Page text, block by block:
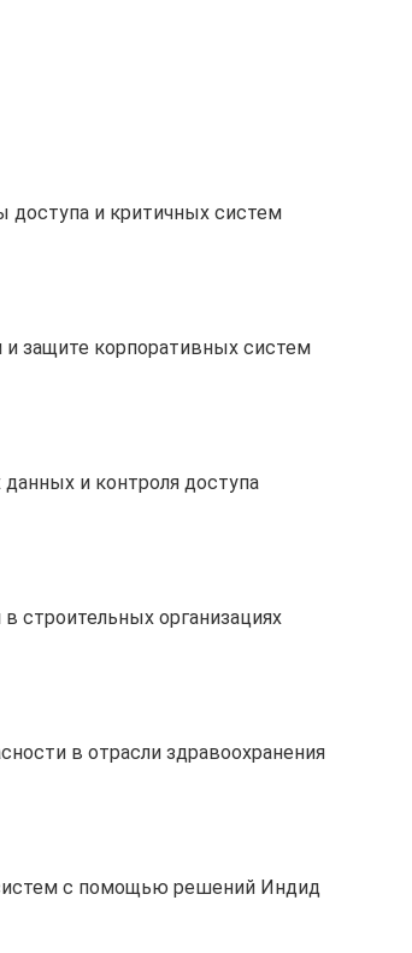
и критичных систем
защите корпоративных систем
и контроля доступа
строительных организациях
в отрасли здравоохранения
с помощью решений Индид